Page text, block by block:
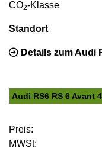
CO2-Klasse
Standort
Details zum Audi
Audi RS6 RS 6 Avant
Preis:
MWSt: